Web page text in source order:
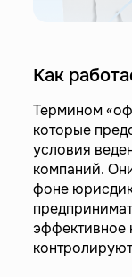
Как
Термином
которые
условия
компаний.
фоне
эффективное